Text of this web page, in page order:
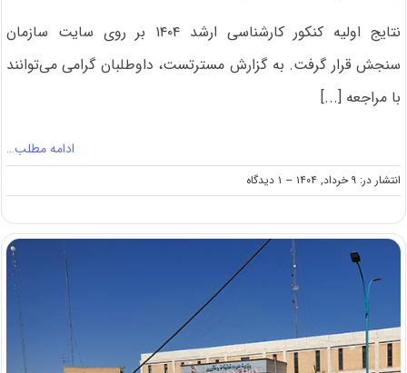
نتایج اولیه کنکور کارشناسی ارشد ۱۴۰۴ بر روی سایت سازمان
سنجش قرار گرفت. به گزارش مسترتست، داوطلبان گرامی می‌توانند
با مراجعه [...]
ادامه مطلب…
انتشار در: ۹ خرداد, ۱۴۰۴ -- ۱ دیدگاه
on
اعلام
اولیه
کارشناسی
ارشد